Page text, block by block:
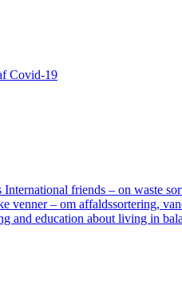
Covid-19
friends – on waste
venner – om affaldssortering,
and education about living in